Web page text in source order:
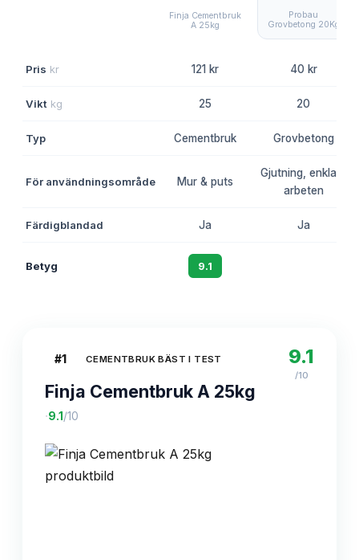
Finja Cementbruk
A 25kg
Probau
Grovbetong 20Kg
Pris kr 121 kr 40 kr
Vikt kg 25 20
Typ Cementbruk Grovbetong
För användningsområde Mur & puts
Gjutning, enklare
arbeten
Färdigblandad Ja Ja
Betyg 9.1
#1 CEMENTBRUK BÄST I TEST
Finja Cementbruk A 25kg
·9.1 /10
9.1
/10